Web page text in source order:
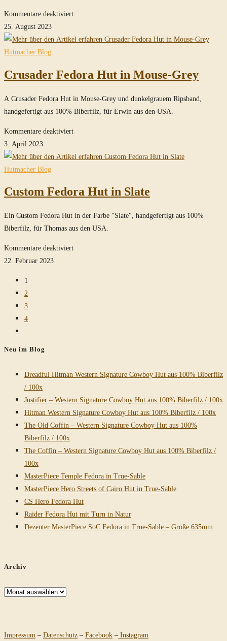
Kommentare deaktiviertfür
Fedora
Steel-
25. August 2023
Hutmacher Blog
Crusader Fedora Hut in Mouse-Grey
A Crusader Fedora Hut in Mouse-Grey und dunkelgrauem Ripsband,
handgefertigt aus 100% Biberfilz, für Erwin aus den USA.
Kommentare deaktiviertfür
Fedora
Mouse-
3. April 2023
Hutmacher Blog
Custom Fedora Hut in Slate
Ein Custom Fedora Hut in der Farbe "Slate", handgefertigt aus 100%
Biberfilz, für Thomas aus den USA.
Kommentare deaktiviertfür
22. Februar 2023
1
2
3
4
Neu im Blog
Dreadful Hitman Western Signature Cowboy Hut aus 100% Biberfilz
/ 100x
Justifier – Western Signature Cowboy Hut aus 100% Biberfilz / 100x
Hitman Western Signature Cowboy Hut aus 100% Biberfilz / 100x
The Old Coffin – Western Signature Cowboy Hut aus 100%
Biberfilz / 100x
The Coffin – Western Signature Cowboy Hut aus 100% Biberfilz /
100x
MasterPiece Temple Fedora in True-Sable
MasterPiece Hero Streets of Cairo Hut in True-Sable
CS Hero Fedora Hut
Raider Fedora Hut mit Turn in Natur
Dezenter MasterPiece SoC Fedora in True-Sable – Größe 635mm
Archiv
Archiv
Impressum – Datenschutz – Facebook – Instagram